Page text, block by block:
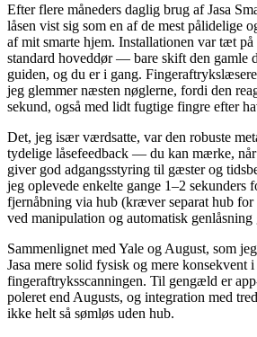
Efter flere måneders daglig brug af Jasa
låsen vist sig som en af de mest pålidelige
af mit smarte hjem. Installationen var tæt
standard hoveddør — bare skift den gamle
guiden, og du er i gang.
jeg glemmer næsten nøglerne, fordi den
sekund, også med lidt fugtige fingre efter
Det, jeg især værdsatte, var den robuste
tydelige låsefeedback — du kan mærke,
giver god adgangsstyring til gæster og
jeg oplevede enkelte gange 1–2 sekunders
fjernåbning via hub (kræver separat hub
ved manipulation og automatisk genlåsning
Sammenlignet med Yale og August, som
Jasa mere solid fysisk og mere konsekvent i
fingeraftryksscanningen. Til gengæld er
poleret end Augusts, og integration med
ikke helt så sømløs uden hub.